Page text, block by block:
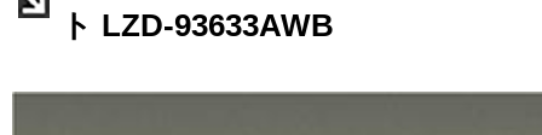
ト LZD-93633AWB